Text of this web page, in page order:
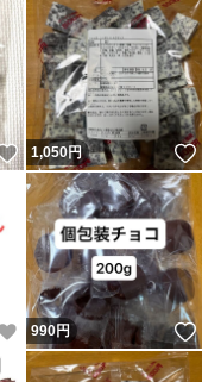
いいね！
1,050円
いいね！
990円